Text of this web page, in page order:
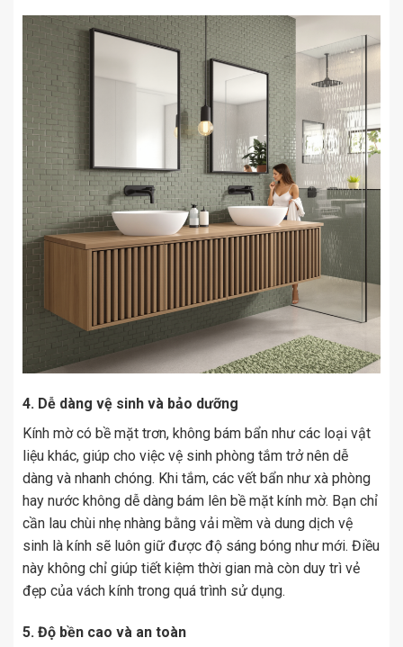
4. Dễ dàng vệ sinh và bảo dưỡng
Kính mờ có bề mặt trơn, không bám bẩn như các loại vật
liệu khác, giúp cho việc vệ sinh phòng tắm trở nên dễ
dàng và nhanh chóng. Khi tắm, các vết bẩn như xà phòng
hay nước không dễ dàng bám lên bề mặt kính mờ. Bạn chỉ
cần lau chùi nhẹ nhàng bằng vải mềm và dung dịch vệ
sinh là kính sẽ luôn giữ được độ sáng bóng như mới. Điều
này không chỉ giúp tiết kiệm thời gian mà còn duy trì vẻ
đẹp của vách kính trong quá trình sử dụng.
5. Độ bền cao và an toàn